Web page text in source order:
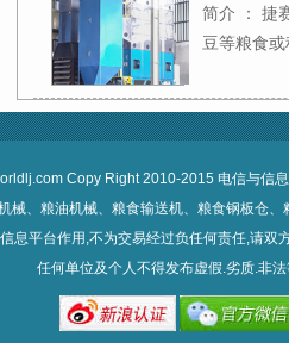
简介 ： 捷
豆等粮食
Copy Right 2010-2015 电信与信
械、粮油机械、粮食输送机、粮食钢板仓
息平台作用,不为交易经过负任何责任,请双
任何单位及个人不得发布虚假.劣质.非